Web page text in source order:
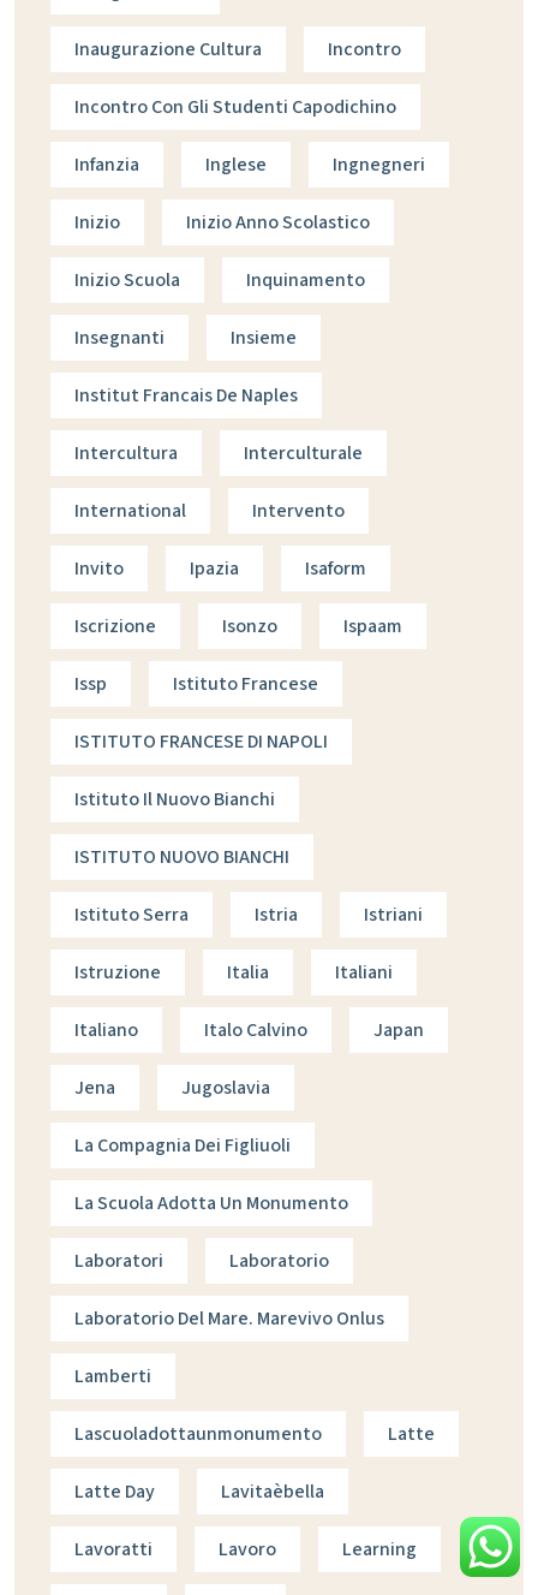
Inaugurazione Cultura Incontro
Incontro Con Gli Studenti Capodichino
Infanzia Inglese Ingnegneri
Inizio Inizio Anno Scolastico
Inizio Scuola Inquinamento
Insegnanti Insieme
Institut Francais De Naples
Intercultura Interculturale
International Intervento
Invito Ipazia Isaform
Iscrizione Isonzo Ispaam
Issp Istituto Francese
ISTITUTO FRANCESE DI NAPOLI
Istituto Il Nuovo Bianchi
ISTITUTO NUOVO BIANCHI
Istituto Serra Istria Istriani
Istruzione Italia Italiani
Italiano Italo Calvino Japan
Jena Jugoslavia
La Compagnia Dei Figliuoli
La Scuola Adotta Un Monumento
Laboratori Laboratorio
Laboratorio Del Mare. Marevivo Onlus
Lamberti
Lascuoladottaunmonumento Latte
Latte Day Lavitaèbella
Lavoratti Lavoro Learning